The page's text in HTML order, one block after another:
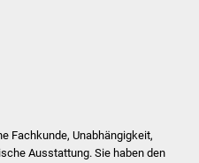
Sanierung Hallenbad
Fachkunde, Unabhängigkeit,
Ausstattung. Sie haben den